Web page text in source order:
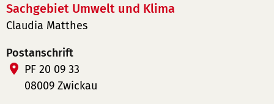
Sachgebiet Umwelt und Klima
Claudia Matthes
Postanschrift
PF 20 09 33
08009 Zwickau